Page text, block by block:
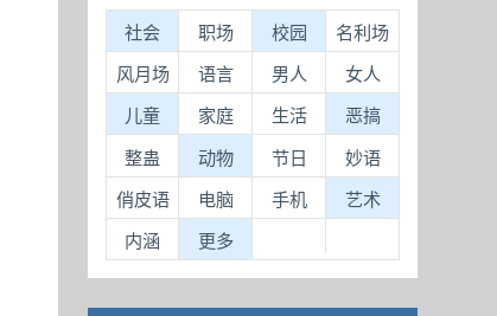
社会 职场 校园 名利场
风月场 语言 男人 女人
儿童 家庭 生活 恶搞
整蛊 动物 节日 妙语
俏皮语 电脑 手机 艺术
内涵 更多